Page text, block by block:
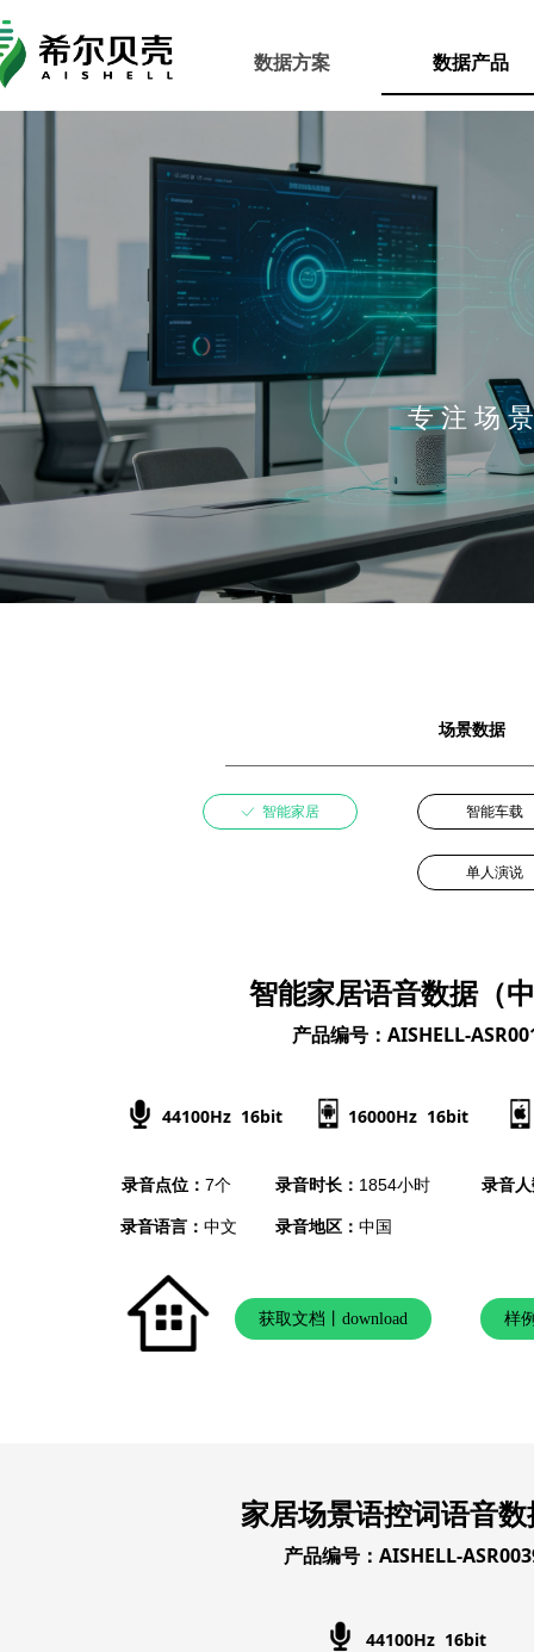
数据方案 数据产品
专 注 场
场景数据
ꀘ 智能家居 智能车载
单人演说
智能家居语音数据（
产品编号：AISHELL-
44100Hz 16bit 16000Hz 16bit
录音点位： 7个
录音语言： 中文
获取文档丨download 样
录音时长： 1854小时 录音
录音地区： 中国
44100Hz 16bit
家居场景语控词语音
产品编号：AISHELL-